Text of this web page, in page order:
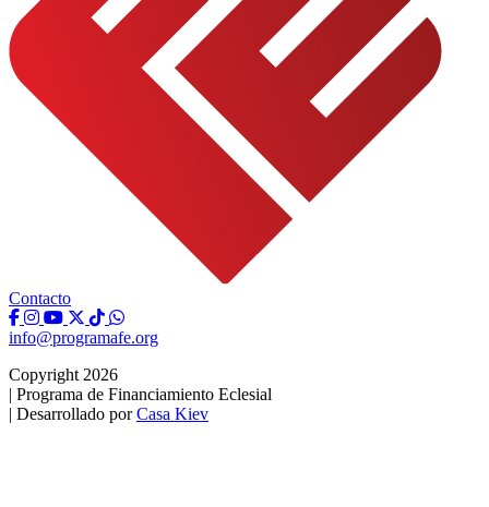
Contacto
info@programafe.org
Copyright 2026
| Programa de Financiamiento Eclesial
| Desarrollado porCasa Kiev